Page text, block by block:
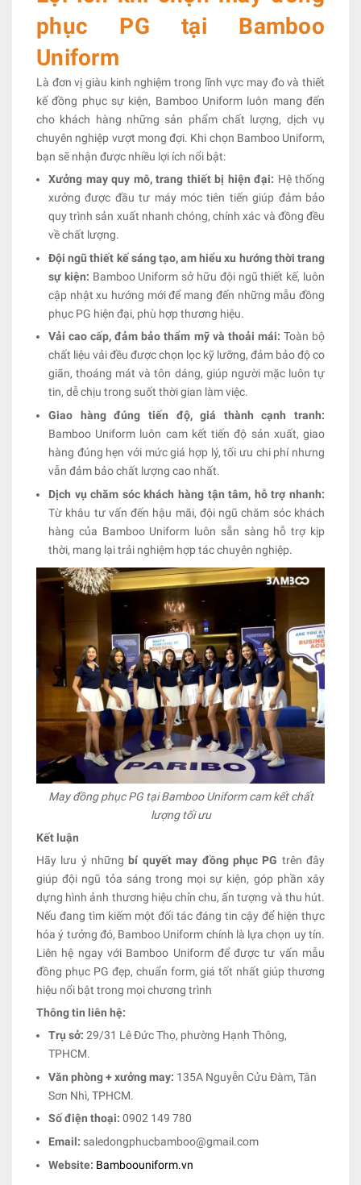
phục PG tại Bamboo
Uniform
Là đơn vị giàu kinh nghiệm trong lĩnh vực may đo và thiết
kế đồng phục sự kiện, Bamboo Uniform luôn mang đến
cho khách hàng những sản phẩm chất lượng, dịch vụ
chuyên nghiệp vượt mong đợi. Khi chọn Bamboo Uniform,
bạn sẽ nhận được nhiều lợi ích nổi bật:
Xưởng may quy mô, trang thiết bị hiện đại: Hệ thống
xưởng được đầu tư máy móc tiên tiến giúp đảm bảo
quy trình sản xuất nhanh chóng, chính xác và đồng đều
về chất lượng.
Đội ngũ thiết kế sáng tạo, am hiểu xu hướng thời trang
sự kiện: Bamboo Uniform sở hữu đội ngũ thiết kế, luôn
cập nhật xu hướng mới để mang đến những mẫu đồng
phục PG hiện đại, phù hợp thương hiệu.
Vải cao cấp, đảm bảo thẩm mỹ và thoải mái: Toàn bộ
chất liệu vải đều được chọn lọc kỹ lưỡng, đảm bảo độ co
giãn, thoáng mát và tôn dáng, giúp người mặc luôn tự
tin, dễ chịu trong suốt thời gian làm việc.
Giao hàng đúng tiến độ, giá thành cạnh tranh:
Bamboo Uniform luôn cam kết tiến độ sản xuất, giao
hàng đúng hẹn với mức giá hợp lý, tối ưu chi phí nhưng
vẫn đảm bảo chất lượng cao nhất.
Dịch vụ chăm sóc khách hàng tận tâm, hỗ trợ nhanh:
Từ khâu tư vấn đến hậu mãi, đội ngũ chăm sóc khách
hàng của Bamboo Uniform luôn sẵn sàng hỗ trợ kịp
thời, mang lại trải nghiệm hợp tác chuyên nghiệp.
May đồng phục PG tại Bamboo Uniform cam kết chất
lượng tối ưu
Kết luận
Hãy lưu ý những bí quyết may đồng phục PG trên đây
giúp đội ngũ tỏa sáng trong mọi sự kiện, góp phần xây
dựng hình ảnh thương hiệu chỉn chu, ấn tượng và thu hút.
Nếu đang tìm kiếm một đối tác đáng tin cậy để hiện thực
hóa ý tưởng đó, Bamboo Uniform chính là lựa chọn uy tín.
Liên hệ ngay với Bamboo Uniform để được tư vấn mẫu
đồng phục PG đẹp, chuẩn form, giá tốt nhất giúp thương
hiệu nổi bật trong mọi chương trình
Thông tin liên hệ:
Trụ sở: 29/31 Lê Đức Thọ, phường Hạnh Thông,
TPHCM.
Văn phòng + xưởng may: 135A Nguyễn Cửu Đàm, Tân
Sơn Nhì, TPHCM.
Số điện thoại: 0902 149 780
Email: saledongphucbamboo@gmail.com
Website: Bamboouniform.vn